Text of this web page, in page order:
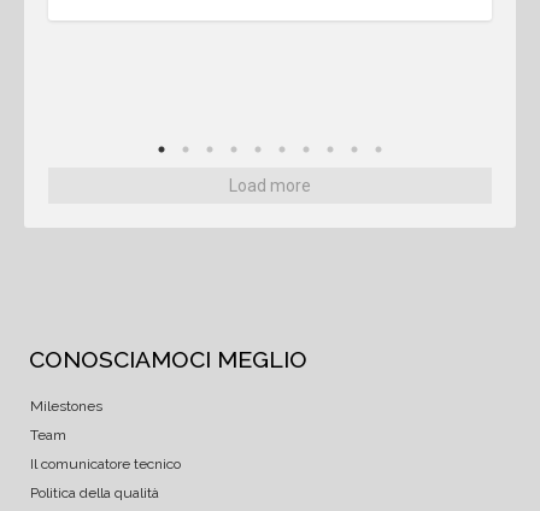
Load more
CONOSCIAMOCI MEGLIO
Milestones
Team
Il comunicatore tecnico
Politica della qualità